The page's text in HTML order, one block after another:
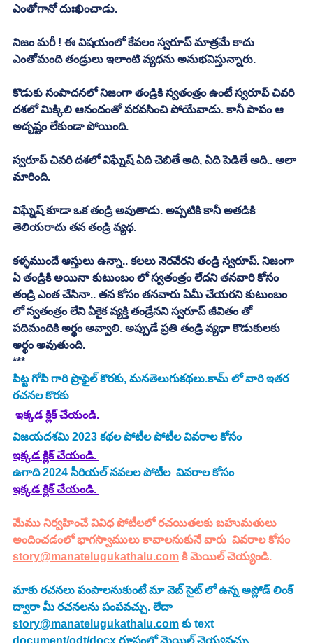
ఎంతోగానో దుఃఖించాడు.
నిజం మరీ ! ఈ విషయంలో కేవలం స్వరూప్ మాత్రమే కాదు
ఎంతోమంది తండ్రులు ఇలాంటి వ్యధను అనుభవిస్తున్నారు.
కొడుకు సంపాదనలో నిజంగా తండ్రికి స్వతంత్రం ఉంటే స్వరూప్ చివరి
దశలో మిక్కిలి ఆనందంతో పరవసించి పోయేవాడు. కానీ పాపం ఆ
అదృష్టం లేకుండా పోయింది.
స్వరూప్ చివరి దశలో విఘ్నేష్ ఏది చెబితే అది, ఏది పెడితే అది.. అలా
మారింది.
విఘ్నేష్ కూడా ఒక తండ్రి అవుతాడు. అప్పటికి కానీ అతడికి
తెలియరాదు తన తండ్రి వ్యధ.
కళ్ళముందే ఆస్తులు ఉన్నా.. కలలు నెరవేరని తండ్రి స్వరూప్. నిజంగా
ఏ తండ్రికి అయినా కుటుంబం లో స్వతంత్రం లేదని తనవారి కోసం
తండ్రి ఎంత చేసినా.. తన కోసం తనవారు ఏమీ చేయరని కుటుంబం
లో స్వతంత్రం లేని ఏకైక వ్యక్తి తండ్రేనని స్వరూప్ జీవితం తో
పదిమందికి అర్థం అవ్వాలి. అప్పుడే ప్రతి తండ్రి వ్యధా కొడుకులకు
అర్థం అవుతుంది.
***
పిట్ట గోపి గారి ప్రొఫైల్ కొరకు, మనతెలుగుకథలు.కామ్ లో వారి ఇతర
రచనల కొరకు
ఇక్కడ క్లిక్ చేయండి.
విజయదశమి 2023 కథల పోటీల పోటీల వివరాల కోసం
ఇక్కడ క్లిక్ చేయండి.
ఉగాది 2024 సీరియల్ నవలల పోటీల  వివరాల కోసం
ఇక్కడ క్లిక్ చేయండి.
మేము నిర్వహించే వివిధ పోటీలలో రచయితలకు బహుమతులు
అందించడంలో భాగస్వాములు కావాలనుకునే వారు  వివరాల కోసం
story@manatelugukathalu.com కి మెయిల్ చెయ్యండి.
మాకు రచనలు పంపాలనుకుంటే మా వెబ్ సైట్ లో ఉన్న అప్లోడ్ లింక్
ద్వారా మీ రచనలను పంపవచ్చు. లేదా
story@manatelugukathalu.com కు text
document/odt/docx రూపంలో మెయిల్ చెయ్యవచ్చు.